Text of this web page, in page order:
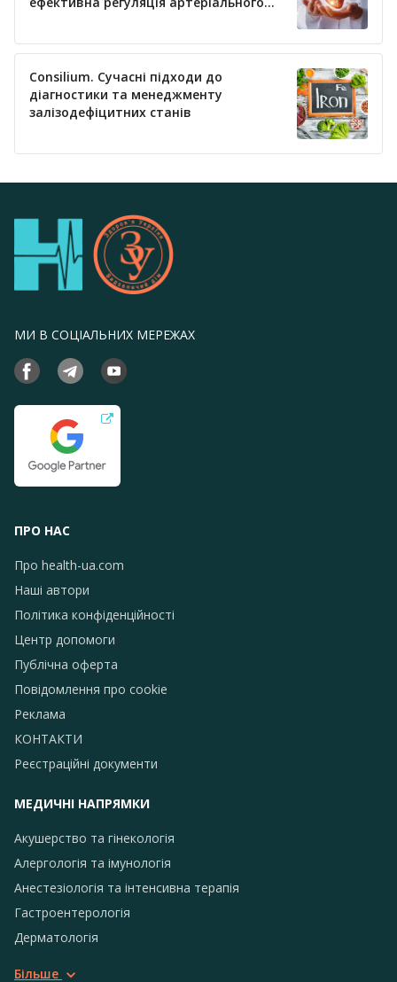
Consilium. Сучасні підходи до
діагностики та менеджменту
залізодефіцитних станів
МИ В СОЦІАЛЬНИХ МЕРЕЖАХ
ПРО НАС
Про health-ua.com
Наші автори
Політика конфіденційності
Центр допомоги
Публічна оферта
Повідомлення про сookie
Реклама
КОНТАКТИ
Реєстраційні документи
МЕДИЧНІ НАПРЯМКИ
Акушерство та гінекологія
Алергологія та імунологія
Анестезіологія та інтенсивна терапія
Гастроентерологія
Дерматологія
Більше